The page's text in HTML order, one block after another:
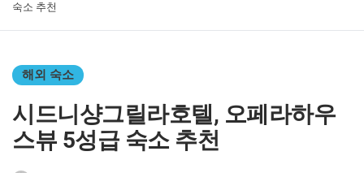
숙소 추천
해외 숙소
시드니샹그릴라호텔, 오페라하우
스뷰 5성급 숙소 추천